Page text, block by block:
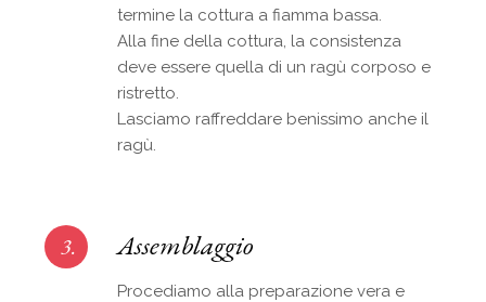
termine la cottura a fiamma bassa.
Alla fine della cottura, la consistenza
deve essere quella di un ragù corposo e
ristretto.
Lasciamo raffreddare benissimo anche il
ragù.
3. Assemblaggio
Procediamo alla preparazione vera e